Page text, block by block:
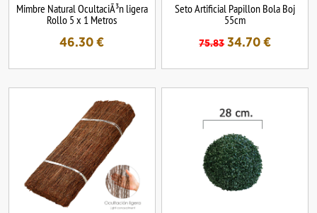
Mimbre Natural OcultaciÃ³n ligera
Rollo 5 x 1 Metros
46.30 €
Seto Artificial Papillon Bola Boj
55cm
75.83 34.70 €